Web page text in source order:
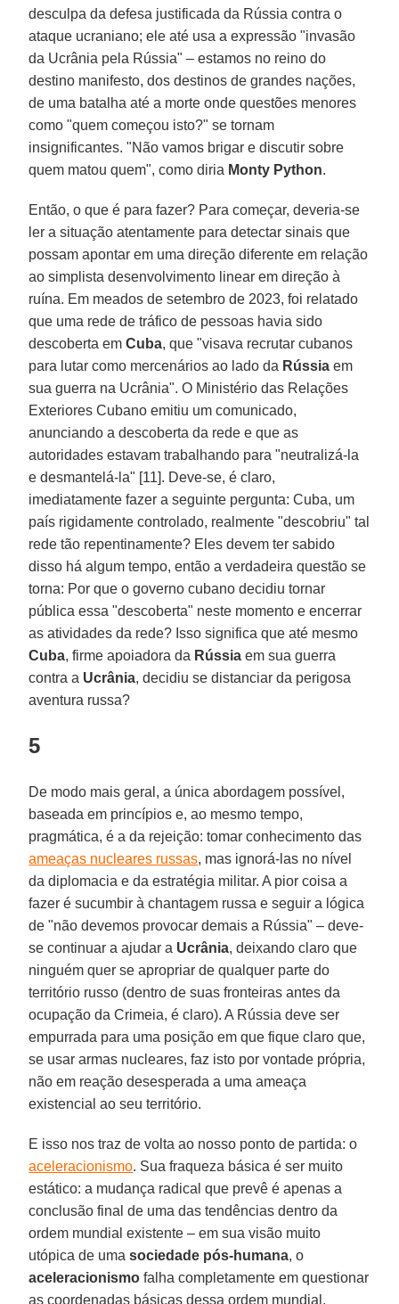
desculpa da defesa justificada da Rússia contra o
ataque ucraniano; ele até usa a expressão "invasão
da Ucrânia pela Rússia" – estamos no reino do
destino manifesto, dos destinos de grandes nações,
de uma batalha até a morte onde questões menores
como "quem começou isto?" se tornam
insignificantes. "Não vamos brigar e discutir sobre
quem matou quem", como diria Monty Python.
Então, o que é para fazer? Para começar, deveria-se
ler a situação atentamente para detectar sinais que
possam apontar em uma direção diferente em relação
ao simplista desenvolvimento linear em direção à
ruína. Em meados de setembro de 2023, foi relatado
que uma rede de tráfico de pessoas havia sido
descoberta emCuba, que "visava recrutar cubanos
para lutar como mercenários ao lado da Rússia em
sua guerra na Ucrânia". O Ministério das Relações
Exteriores Cubano emitiu um comunicado,
anunciando a descoberta da rede e que as
autoridades estavam trabalhando para "neutralizá-la
e desmantelá-la" [11]. Deve-se, é claro,
imediatamente fazer a seguinte pergunta: Cuba, um
país rigidamente controlado, realmente "descobriu" tal
rede tão repentinamente? Eles devem ter sabido
disso há algum tempo, então a verdadeira questão se
torna: Por que o governo cubano decidiu tornar
pública essa "descoberta" neste momento e encerrar
as atividades da rede? Isso significa que até mesmo
Cuba, firme apoiadora da Rússia em sua guerra
contra a Ucrânia, decidiu se distanciar da perigosa
aventura russa?
5
De modo mais geral, a única abordagem possível,
baseada em princípios e, ao mesmo tempo,
pragmática, é a da rejeição: tomar conhecimento das
ameaças nucleares russas, mas ignorá-las no nível
da diplomacia e da estratégia militar. A pior coisa a
fazer é sucumbir à chantagem russa e seguir a lógica
de "não devemos provocar demais a Rússia" – deve-
se continuar a ajudar a Ucrânia, deixando claro que
ninguém quer se apropriar de qualquer parte do
território russo (dentro de suas fronteiras antes da
ocupação da Crimeia, é claro). A Rússia deve ser
empurrada para uma posição em que fique claro que,
se usar armas nucleares, faz isto por vontade própria,
não em reação desesperada a uma ameaça
existencial ao seu território.
E isso nos traz de volta ao nosso ponto de partida: o
aceleracionismo. Sua fraqueza básica é ser muito
estático: a mudança radical que prevê é apenas a
conclusão final de uma das tendências dentro da
ordem mundial existente – em sua visão muito
utópica de umasociedade pós-humana, o
aceleracionismo falha completamente em questionar
as coordenadas básicas dessa ordem mundial.